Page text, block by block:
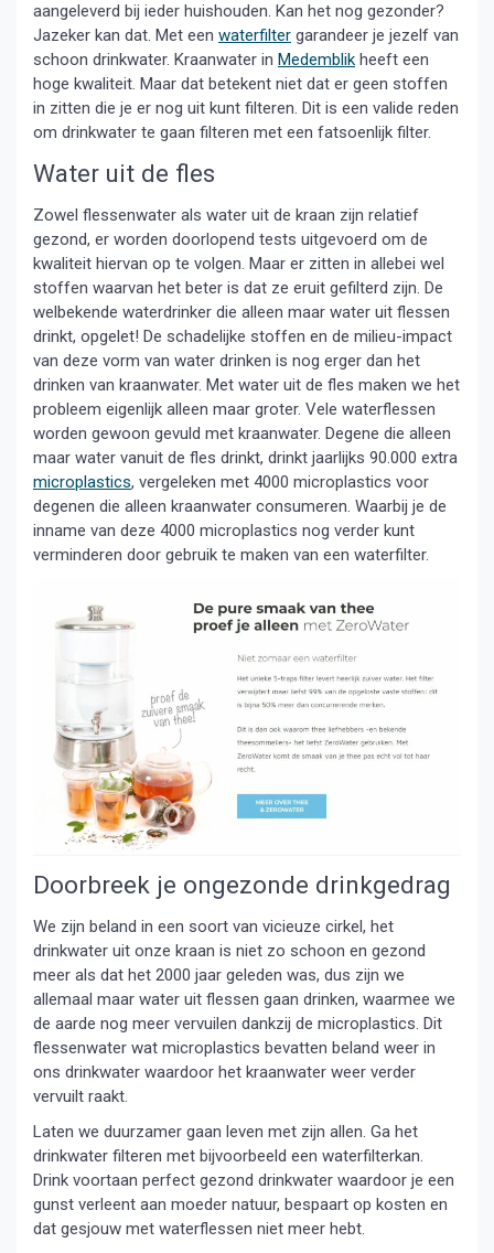
aangeleverd bij ieder huishouden. Kan het nog gezonder?
Jazeker kan dat. Met een waterfilter garandeer je jezelf van
schoon drinkwater. Kraanwater in Medemblik heeft een
hoge kwaliteit. Maar dat betekent niet dat er geen stoffen
in zitten die je er nog uit kunt filteren. Dit is een valide reden
om drinkwater te gaan filteren met een fatsoenlijk filter.
Water uit de fles
Zowel flessenwater als water uit de kraan zijn relatief
gezond, er worden doorlopend tests uitgevoerd om de
kwaliteit hiervan op te volgen. Maar er zitten in allebei wel
stoffen waarvan het beter is dat ze eruit gefilterd zijn. De
welbekende waterdrinker die alleen maar water uit flessen
drinkt, opgelet! De schadelijke stoffen en de milieu-impact
van deze vorm van water drinken is nog erger dan het
drinken van kraanwater. Met water uit de fles maken we het
probleem eigenlijk alleen maar groter. Vele waterflessen
worden gewoon gevuld met kraanwater. Degene die alleen
maar water vanuit de fles drinkt, drinkt jaarlijks 90.000 extra
microplastics, vergeleken met 4000 microplastics voor
degenen die alleen kraanwater consumeren. Waarbij je de
inname van deze 4000 microplastics nog verder kunt
verminderen door gebruik te maken van een waterfilter.
Doorbreek je ongezonde drinkgedrag
We zijn beland in een soort van vicieuze cirkel, het
drinkwater uit onze kraan is niet zo schoon en gezond
meer als dat het 2000 jaar geleden was, dus zijn we
allemaal maar water uit flessen gaan drinken, waarmee we
de aarde nog meer vervuilen dankzij de microplastics. Dit
flessenwater wat microplastics bevatten beland weer in
ons drinkwater waardoor het kraanwater weer verder
vervuilt raakt.
Laten we duurzamer gaan leven met zijn allen. Ga het
drinkwater filteren met bijvoorbeeld een waterfilterkan.
Drink voortaan perfect gezond drinkwater waardoor je een
gunst verleent aan moeder natuur, bespaart op kosten en
dat gesjouw met waterflessen niet meer hebt.